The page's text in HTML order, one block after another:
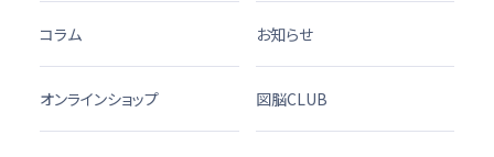
コラム お知らせ
オンラインショップ 図脳CLUB